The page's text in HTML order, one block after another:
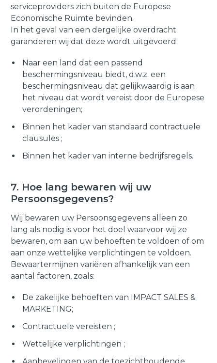
serviceproviders zich buiten de Europese
Economische Ruimte bevinden.
In het geval van een dergelijke overdracht
garanderen wij dat deze wordt uitgevoerd:
Naar een land dat een passend
beschermingsniveau biedt, d.w.z. een
beschermingsniveau dat gelijkwaardig is aan
het niveau dat wordt vereist door de Europese
verordeningen;
Binnen het kader van standaard contractuele
clausules ;
Binnen het kader van interne bedrijfsregels.
7. Hoe lang bewaren wij uw
Persoonsgegevens?
Wij bewaren uw Persoonsgegevens alleen zo
lang als nodig is voor het doel waarvoor wij ze
bewaren, om aan uw behoeften te voldoen of om
aan onze wettelijke verplichtingen te voldoen.
Bewaartermijnen variëren afhankelijk van een
aantal factoren, zoals:
De zakelijke behoeften van IMPACT SALES &
MARKETING;
Contractuele vereisten ;
Wettelijke verplichtingen ;